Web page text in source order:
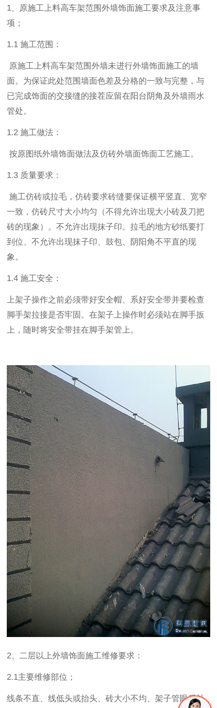
1、原施工上料高车架范围外墙饰面施工要求及注意事
项；
1.1 施工范围：
原施工上料高车架范围外墙未进行外墙饰面施工的墙
面。为保证此处范围墙面色差及分格的一致与完整，与
已完成饰面的交接缝的接茬应留在阳台阴角及外墙雨水
管处。
1.2 施工做法：
按原图纸外墙饰面做法及仿砖外墙面饰面工艺施工。
1.3 质量要求：
施工仿砖或拉毛，仿砖要求砖缝要保证横平竖直、宽窄
一致，仿砖尺寸大小均匀（不得允许出现大小砖及刀把
砖的现象）。不允许出现抹子印。拉毛的地方砂纸要打
到位、不允许出现抹子印、鼓包、阴阳角不平直的现
象。
1.4 施工安全：
上架子操作之前必须带好安全帽、系好安全带并要检查
脚手架拉接是否牢固。在架子上操作时必须站在脚手扳
上，随时将安全带挂在脚手架管上。
2、二层以上外墙饰面施工维修要求：
2.1主要维修部位；
线条不直、线低头或抬头、砖大小不均、架子管眼后补